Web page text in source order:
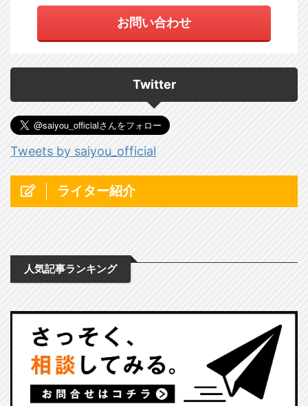
お問い合わせ
Twitter
Tweets by saiyou_official
ライター紹介
人気記事ランキング